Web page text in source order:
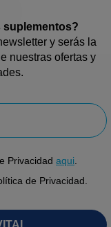
suplementos?
y serás la
nuestras ofertas y
Privacidad aqui
de Privacidad.